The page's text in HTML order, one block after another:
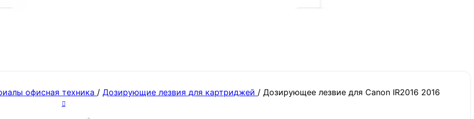
офисная техника / Дозирующие лезвия для картриджей / Дозирующее лезвие для Canon IR2016 2016